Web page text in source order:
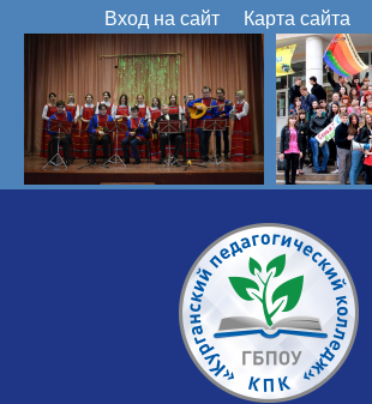
Вход на сайт Карта сайта